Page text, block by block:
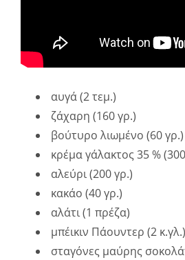
αυγά(2 τεμ.)
ζάχαρη (160 γρ.)
βούτυρο λιωμένο (60 γρ.)
κρέμα γάλακτος 35 %
αλεύρι(200 γρ.)
κακάο (40 γρ.)
αλάτι(1 πρέζα)
μπέικιν Πάουντερ (2 κ.γλ.)
σταγόνες μαύρης